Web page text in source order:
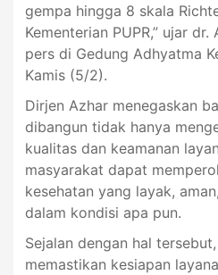
gempa hingga 8 skala
Kementerian PUPR,” ujar
pers di Gedung Adhyatma
Kamis (5/2).
Dirjen Azhar menegaskan
dibangun tidak hanya
kualitas dan keamanan
masyarakat dapat
kesehatan yang layak,
dalam kondisi apa pun.
Sejalan dengan hal
memastikan kesiapan